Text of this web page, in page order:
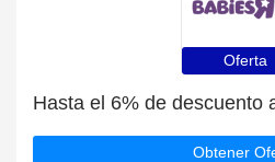
Oferta
Hasta el 6% de descuento
Obtener